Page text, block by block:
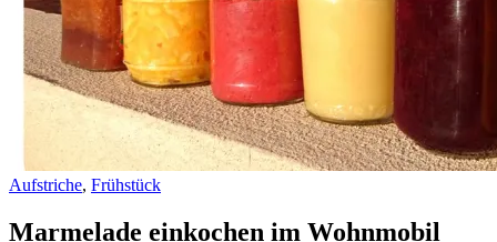
Aufstriche, Frühstück
Marmelade einkochen im Wohnmobil